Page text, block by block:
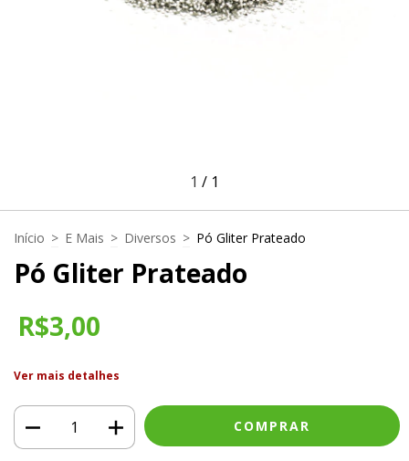
1 / 1
Início > E Mais > Diversos > Pó Gliter Prateado
Pó Gliter Prateado
R$3,00
Ver mais detalhes